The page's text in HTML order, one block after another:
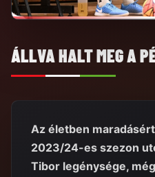
ÁLLVA HALT MEG A
Az életben
2023/24-es szezon
Tibor legénysége,